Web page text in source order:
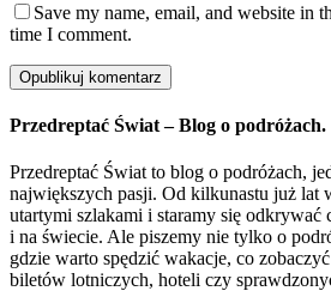
Save my name, email, and website in
time I comment.
Przedreptać Świat – Blog o podróżach.
Przedreptać Świat to blog o podróżach,
największych pasji. Od kilkunastu już lat
utartymi szlakami i staramy się odkrywać
i na świecie. Ale piszemy nie tylko o
gdzie warto spędzić wakacje, co
biletów lotniczych, hoteli czy